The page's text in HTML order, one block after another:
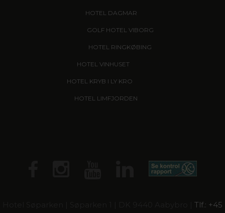
HOTEL DAGMAR
GOLF HOTEL VIBORG
HOTEL RINGKØBING
HOTEL VINHUSET, NÆSTVED
HOTEL KRYB I LY KRO
HOTEL LIMFJORDEN
Tlf.: +45